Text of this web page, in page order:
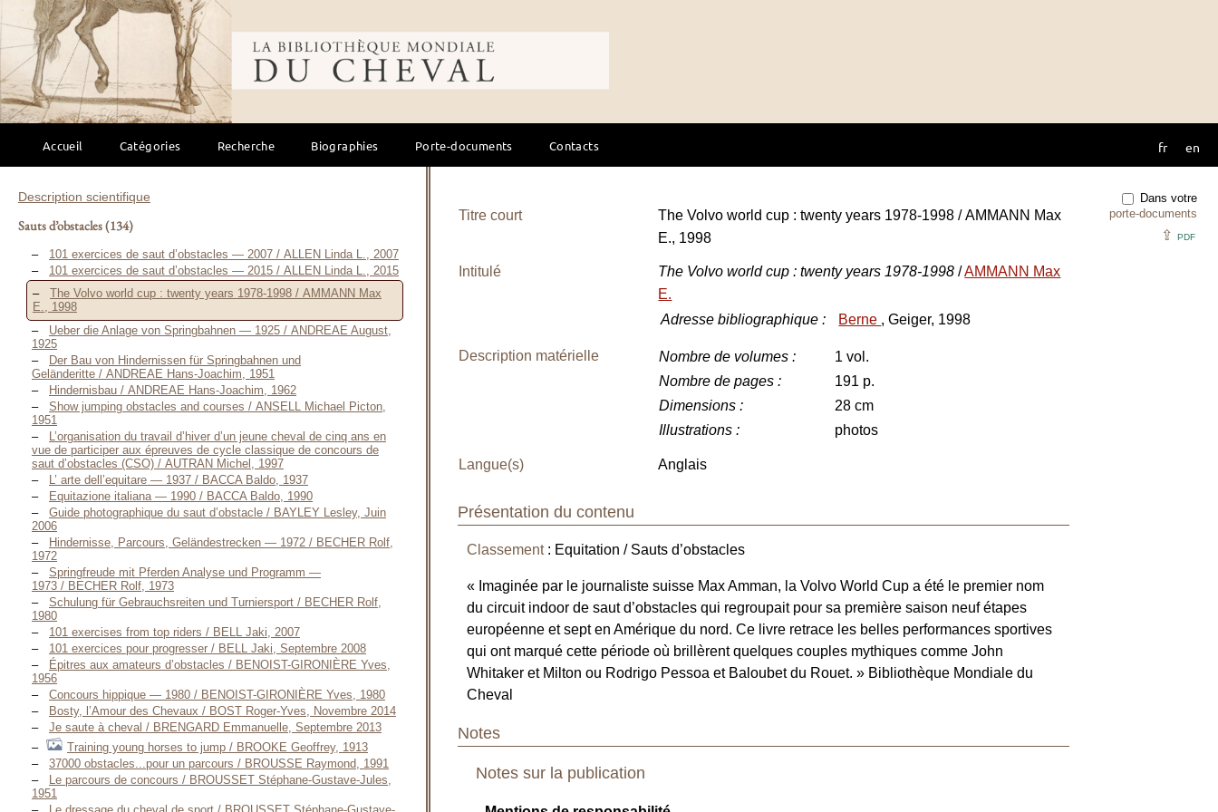
Bibliothèque mondiale du cheval
Accueil Catégories Recherche Biographies Porte-documents Contacts fr en
Description scientifique
Sauts d’obstacles(134)
101 exercices de saut d’obstacles — 2007 / ALLEN Linda L., 2007
101 exercices de saut d’obstacles — 2015 / ALLEN Linda L., 2015
The Volvo world cup : twenty years 1978-1998 / AMMANN Max
E., 1998
Ueber die Anlage von Springbahnen — 1925 / ANDREAE August,
1925
Der Bau von Hindernissen für Springbahnen und
Geländeritte / ANDREAE Hans-Joachim, 1951
Hindernisbau / ANDREAE Hans-Joachim, 1962
Show jumping obstacles and courses / ANSELL Michael Picton,
1951
L’organisation du travail d’hiver d’un jeune cheval de cinq ans en
vue de participer aux épreuves de cycle classique de concours de
saut d’obstacles (CSO) / AUTRAN Michel, 1997
L’ arte dell’equitare — 1937 / BACCA Baldo, 1937
Equitazione italiana — 1990 / BACCA Baldo, 1990
Guide photographique du saut d’obstacle / BAYLEY Lesley, Juin
2006
Hindernisse, Parcours, Geländestrecken — 1972 / BECHER Rolf,
1972
Springfreude mit Pferden Analyse und Programm —
1973 / BECHER Rolf, 1973
Schulung für Gebrauchsreiten und Turniersport / BECHER Rolf,
1980
101 exercises from top riders / BELL Jaki, 2007
101 exercices pour progresser / BELL Jaki, Septembre 2008
Épitres aux amateurs d’obstacles / BENOIST-GIRONIÈRE Yves,
1956
Concours hippique — 1980 / BENOIST-GIRONIÈRE Yves, 1980
Bosty, l’Amour des Chevaux / BOST Roger-Yves, Novembre 2014
Je saute à cheval / BRENGARD Emmanuelle, Septembre 2013
Training young horses to jump / BROOKE Geoffrey, 1913
37000 obstacles...pour un parcours / BROUSSE Raymond, 1991
Le parcours de concours / BROUSSET Stéphane-Gustave-Jules,
1951
Dans votre
porte-documents
⇪ PDF
Titre court
The Volvo world cup : twenty years 1978-1998 / AMMANN Max
E., 1998
Intitulé The Volvo world cup : twenty years 1978-1998/AMMANN Max
E.
Adresse bibliographique : Berne , Geiger, 1998
Description matérielle Nombre de volumes :
1 vol.
Nombre de pages :
191 p.
Dimensions :
28 cm
Illustrations : photos
Langue(s) Anglais
Présentation du contenu
Classement: Equitation / Sauts d’obstacles
« Imaginée par le journaliste suisse Max Amman, la Volvo World Cup a été le premier nom
du circuit indoor de saut d’obstacles qui regroupait pour sa première saison neuf étapes
européenne et sept en Amérique du nord. Ce livre retrace les belles performances sportives
qui ont marqué cette période où brillèrent quelques couples mythiques comme John
Whitaker et Milton ou Rodrigo Pessoa et Baloubet du Rouet. » Bibliothèque Mondiale du
Cheval
Notes
Notes sur la publication